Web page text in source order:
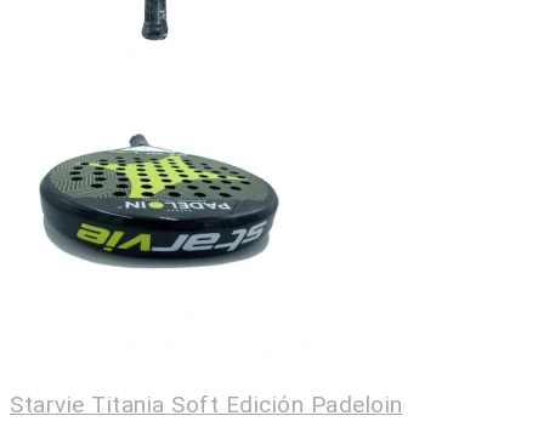
Starvie Titania Soft Edición Padeloin